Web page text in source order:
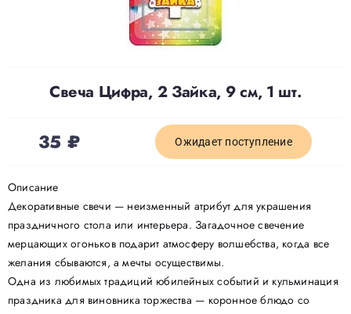
О нас
Отзывы
Контакты
Политика конфиденциальности
Свеча Цифра, 2 Зайка, 9 см, 1 шт.
35 ₽ Ожидает поступление
Описание
Декоративные свечи — неизменный атрибут для украшения
праздничного стола или интерьера. Загадочное свечение
мерцающих огоньков подарит атмосферу волшебства, когда все
желания сбываются, а мечты осуществимы.
Одна из любимых традиций юбилейных событий и кульминация
праздника для виновника торжества — коронное блюдо со